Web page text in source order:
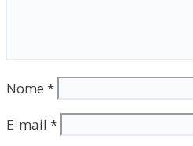
Nome *
E-mail *